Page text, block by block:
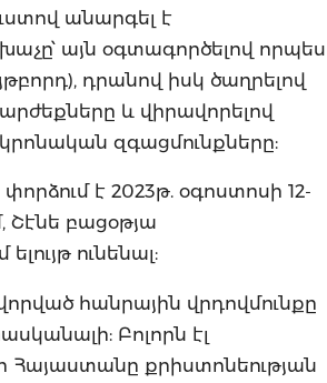
անարգել է
այն օգտագործելով որպես
դրանով իսկ ծաղրելով
և վիրավորելով
զգացմունքները:
է 2023թ. օգոստոսի 12-
Շէնե բացօթյա
ունենալ:
հանրային վրդովմունքը
Բոլորն էլ
Հայաստանը քրիստոնեության